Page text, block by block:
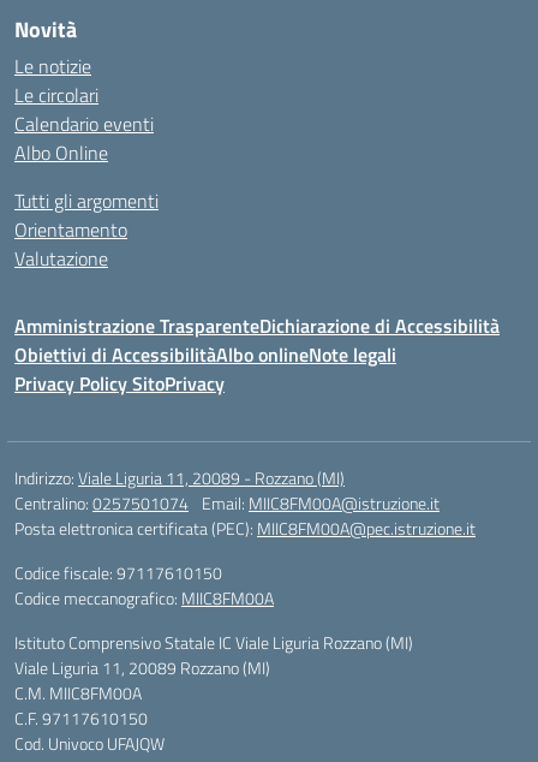
Novità
Le notizie
Le circolari
Calendario eventi
Albo Online
Tutti gli argomenti
Orientamento
Valutazione
Amministrazione TrasparenteDichiarazione di Accessibilità
Obiettivi di AccessibilitàAlbo onlineNote legali
Privacy Policy SitoPrivacy
Indirizzo:Viale Liguria 11, 20089 - Rozzano (MI)
Centralino:0257501074 Email: MIIC8FM00A@istruzione.it
Posta elettronica certificata (PEC): MIIC8FM00A@pec.istruzione.it
Codice fiscale: 97117610150
Codice meccanografico: MIIC8FM00A
Istituto Comprensivo Statale IC Viale Liguria Rozzano (MI)
Viale Liguria 11, 20089 Rozzano (MI)
C.M. MIIC8FM00A
C.F. 97117610150
Cod. Univoco UFAJQW